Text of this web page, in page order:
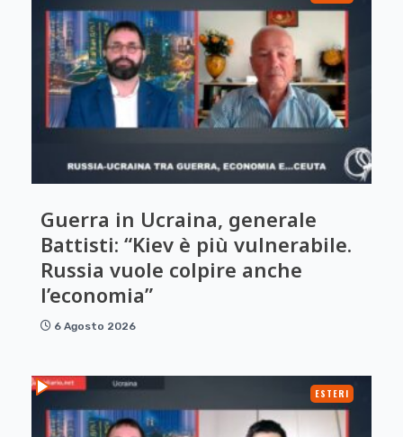
Guerra in Ucraina, generale
Battisti: “Kiev è più vulnerabile.
Russia vuole colpire anche
l’economia”
6 Agosto 2026
ESTERI